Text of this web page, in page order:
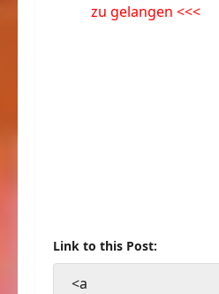
zu gelangen <<<
Link to this Post:
<a